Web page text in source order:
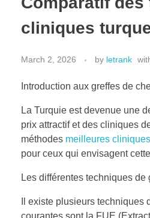
cliniques
March 2, 2026 by letrank
Introduction aux greffes de
La Turquie est devenue une
prix attractif et des cliniques
méthodes meilleures
pour ceux qui envisagent
Les différentes techniques de
Il existe plusieurs
courantes sont la FUE